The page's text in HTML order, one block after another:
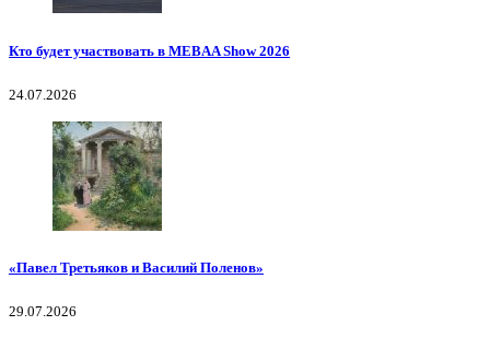
Кто будет участвовать в MEBAA Show 2026
24.07.2026
«Павел Третьяков и Василий Поленов»
29.07.2026